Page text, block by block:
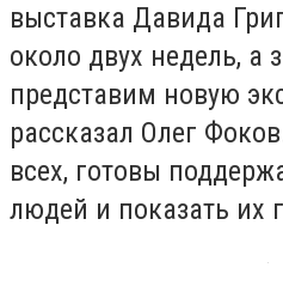
выставка Давида
около двух недель, а
представим новую
рассказал Олег
всех, готовы
людей и показать их